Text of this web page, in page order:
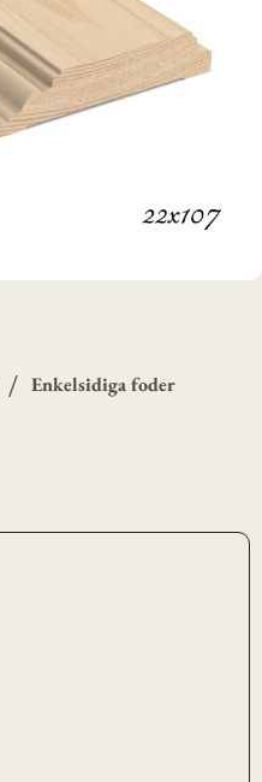
Enkelsidiga foder